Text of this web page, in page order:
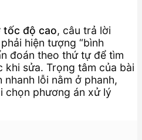
tốc độ cao, câu trả lời
hiện tượng “bình
đoán theo thứ tự để tìm
khi sửa. Trọng tâm của bài
lỗi nằm ở phanh,
chọn phương án xử lý